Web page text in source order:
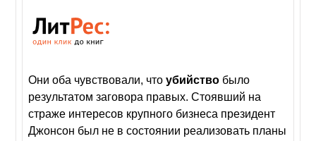
Они оба чувствовали, чтоубийство было
результатом заговора правых. Стоявший на
страже интересов крупного бизнеса президент
Джонсон был не в состоянии реализовать планы